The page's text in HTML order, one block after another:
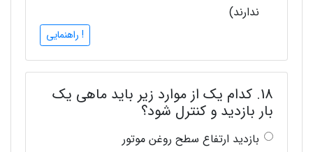
ندارند)
! راهنمایی
18. کدام یک از موارد زیر باید ماهی یک
بار بازدید و کنترل شود؟
بازدید ارتفاع سطح روغن موتور